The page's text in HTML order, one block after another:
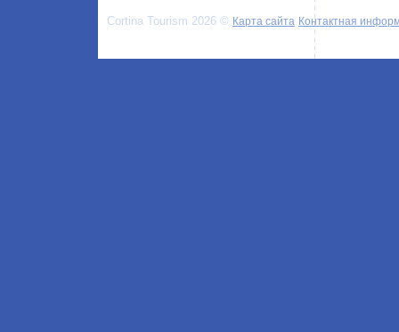
Cortina Tourism 2026 © Карта сайта Контактная